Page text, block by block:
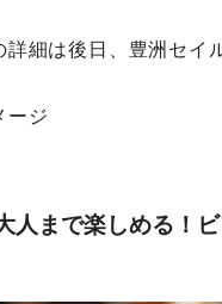
細は後日、豊洲セイ
ージ
人まで楽しめる！